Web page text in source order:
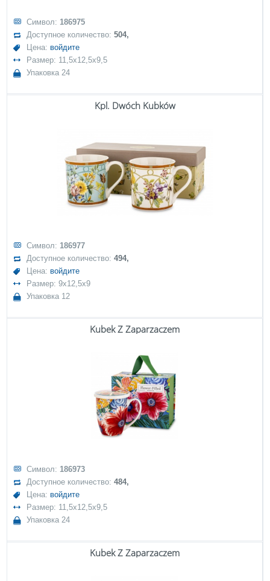
Символ: 186975
Доступное количество:504,
Цена: войдите
Размер: 11,5x12,5x9,5
Упаковка 24
Kpl. Dwóch Kubków
Символ: 186977
Доступное количество:494,
Цена: войдите
Размер: 9x12,5x9
Упаковка 12
Kubek Z Zaparzaczem
Символ: 186973
Доступное количество:484,
Цена: войдите
Размер: 11,5x12,5x9,5
Упаковка 24
Kubek Z Zaparzaczem